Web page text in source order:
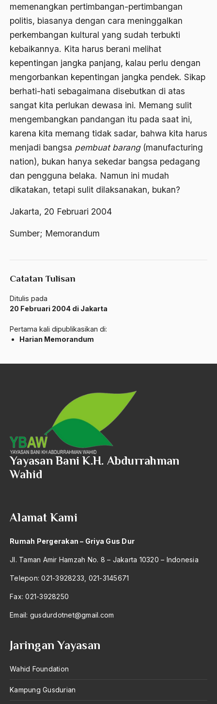
memenangkan pertimbangan-pertimbangan
politis, biasanya dengan cara meninggalkan
perkembangan kultural yang sudah terbukti
kebaikannya. Kita harus berani melihat
kepentingan jangka panjang, kalau perlu dengan
mengorbankan kepentingan jangka pendek. Sikap
berhati-hati sebagaimana disebutkan di atas
sangat kita perlukan dewasa ini. Memang sulit
mengembangkan pandangan itu pada saat ini,
karena kita memang tidak sadar, bahwa kita harus
menjadi bangsa pembuat barang(manufacturing
nation), bukan hanya sekedar bangsa pedagang
dan pengguna belaka. Namun ini mudah
dikatakan, tetapi sulit dilaksanakan, bukan?
Jakarta, 20 Februari 2004
Sumber; Memorandum
Catatan Tulisan
Ditulis pada
20 Februari 2004 di Jakarta
Pertama kali dipublikasikan di:
Harian Memorandum
Ambivalen
ambon
amerika latin
amerika serikat
Amien Rais
Amin Iskandar
Amir
Amir Syakib Arsalan
amrozi
Anak ibrahim
Andre Gide
Angkatan Laut AS
Ansor
Antarumat Beragama
António de Oliveira Salazar
Antonio Gramsci
Antony Van Leeuwenhoek
antropologi
Anwar Sadat
apa yang kau cari palupi
Aparat Keamanan
APEC
Apel Akbar NU
APRI
arab
arabisasi
arafat
Yayasan Bani K.H. Abdurrahman
Wahid
Alamat Kami
Rumah Pergerakan – Griya Gus Dur
Jl. Taman Amir Hamzah No. 8 – Jakarta 10320 – Indonesia
Telepon: 021-3928233, 021-3145671
Fax: 021-3928250
Email: gusdurdotnet@gmail.com
Jaringan Yayasan
Wahid Foundation
Kampung Gusdurian